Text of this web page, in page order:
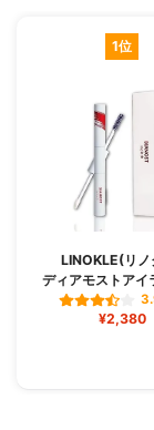
1位
LINOKLE(リノ
ディアモストアイ
¥2,380